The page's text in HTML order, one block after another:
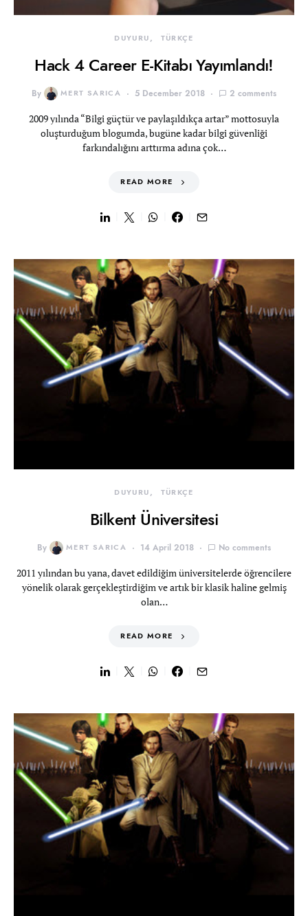
DUYURU TÜRKÇE
Hack 4 Career E-Kitabı Yayımlandı!
By MERT SARICA 5 December 2018 2 comments
2009 yılında “Bilgi güçtür ve paylaşıldıkça artar” mottosuyla
oluşturduğum blogumda, bugüne kadar bilgi güvenliği
farkındalığını arttırma adına çok…
READ MORE
DUYURU TÜRKÇE
Bilkent Üniversitesi
By MERT SARICA 14 April 2018 No comments
2011 yılından bu yana, davet edildiğim üniversitelerde öğrencilere
yönelik olarak gerçekleştirdiğim ve artık bir klasik haline gelmiş
olan…
READ MORE